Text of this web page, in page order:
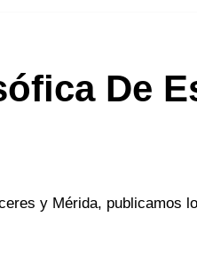
De
y Mérida, publicamos